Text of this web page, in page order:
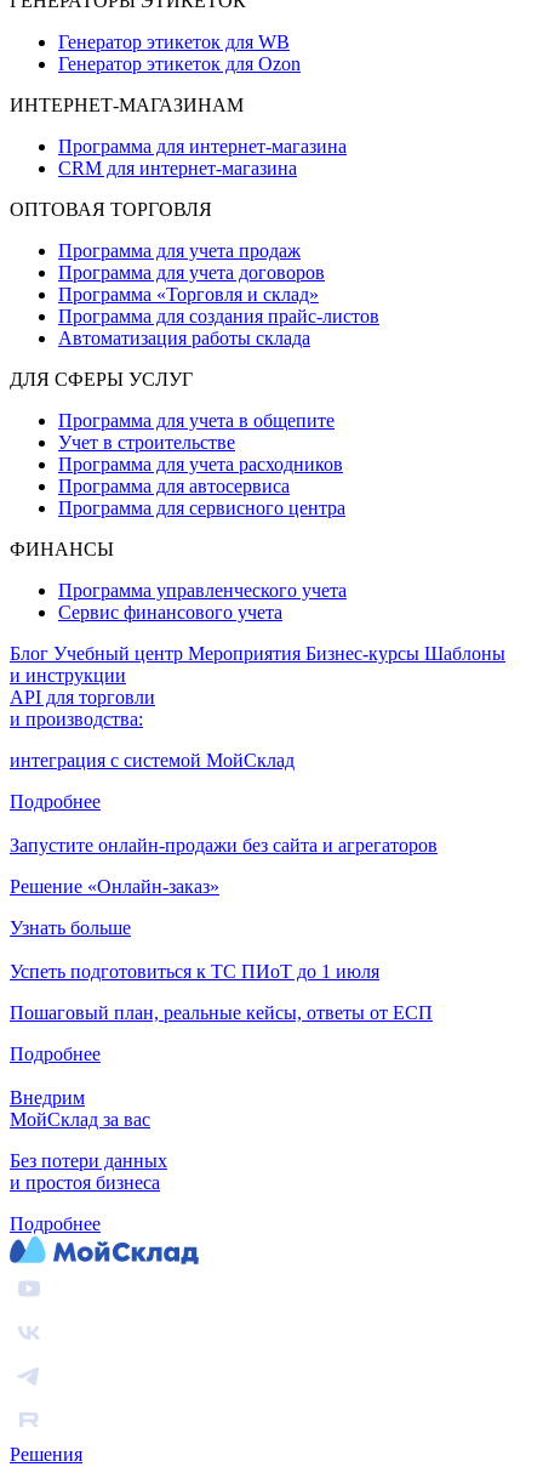
Генератор этикеток для WB
Генератор этикеток для Ozon
ИНТЕРНЕТ-МАГАЗИНАМ
Программа для интернет-магазина
CRM для интернет-магазина
ОПТОВАЯ ТОРГОВЛЯ
Программа для учета продаж
Программа для учета договоров
Программа «Торговля и склад»
Программа для создания прайс‑листов
Автоматизация работы склада
ДЛЯ СФЕРЫ УСЛУГ
Программа для учета в общепите
Учет в строительстве
Программа для учета расходников
Программа для автосервиса
Программа для сервисного центра
ФИНАНСЫ
Программа управленческого учета
Сервис финансового учета
Блог Учебный центр Мероприятия Бизнес-курсы Шаблоны
и инструкции
API для торговли
и производства:
интеграция с системой МойСклад
Подробнее
Запустите онлайн-продажи без сайта и агрегаторов
Решение «Онлайн-заказ»
Узнать больше
Успеть подготовиться к ТС ПИоТ до 1 июля
Пошаговый план, реальные кейсы, ответы от ЕСП
Подробнее
Внедрим
МойСклад за вас
Без потери данных
и простоя бизнеса
Подробнее
Решения